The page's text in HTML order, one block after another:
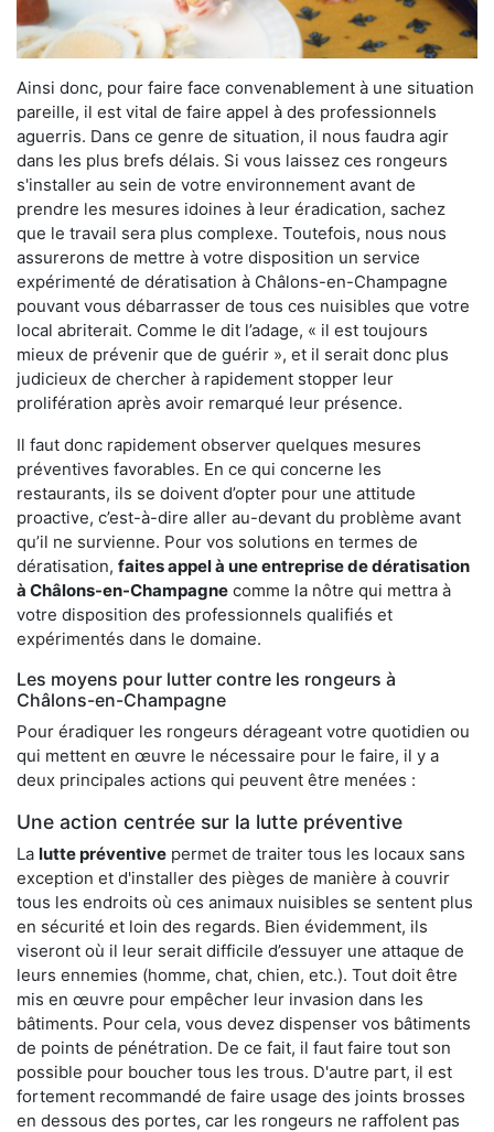
Ainsi donc, pour faire face convenablement à une situation
pareille, il est vital de faire appel à des professionnels
aguerris. Dans ce genre de situation, il nous faudra agir
dans les plus brefs délais. Si vous laissez ces rongeurs
s'installer au sein de votre environnement avant de
prendre les mesures idoines à leur éradication, sachez
que le travail sera plus complexe. Toutefois, nous nous
assurerons de mettre à votre disposition un service
expérimenté de dératisation à Châlons-en-Champagne
pouvant vous débarrasser de tous ces nuisibles que votre
local abriterait. Comme le dit l’adage, « il est toujours
mieux de prévenir que de guérir », et il serait donc plus
judicieux de chercher à rapidement stopper leur
prolifération après avoir remarqué leur présence.
Il faut donc rapidement observer quelques mesures
préventives favorables. En ce qui concerne les
restaurants, ils se doivent d’opter pour une attitude
proactive, c’est-à-dire aller au-devant du problème avant
qu’il ne survienne. Pour vos solutions en termes de
dératisation, faites appel à une entreprise de dératisation
à Châlons-en-Champagne comme la nôtre qui mettra à
votre disposition des professionnels qualifiés et
expérimentés dans le domaine.
Les moyens pour lutter contre les rongeurs à
Châlons-en-Champagne
Pour éradiquer les rongeurs dérageant votre quotidien ou
qui mettent en œuvre le nécessaire pour le faire, il y a
deux principales actions qui peuvent être menées :
Une action centrée sur la lutte préventive
La lutte préventive permet de traiter tous les locaux sans
exception et d'installer des pièges de manière à couvrir
tous les endroits où ces animaux nuisibles se sentent plus
en sécurité et loin des regards. Bien évidemment, ils
viseront où il leur serait difficile d’essuyer une attaque de
leurs ennemies (homme, chat, chien, etc.). Tout doit être
mis en œuvre pour empêcher leur invasion dans les
bâtiments. Pour cela, vous devez dispenser vos bâtiments
de points de pénétration. De ce fait, il faut faire tout son
possible pour boucher tous les trous. D'autre part, il est
fortement recommandé de faire usage des joints brosses
en dessous des portes, car les rongeurs ne raffolent pas